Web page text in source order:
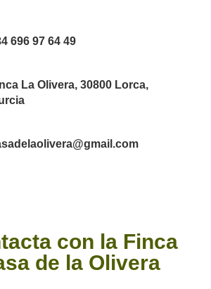
696 97 64 49
La Olivera, 30800 Lorca,
con la Finca
de la Olivera